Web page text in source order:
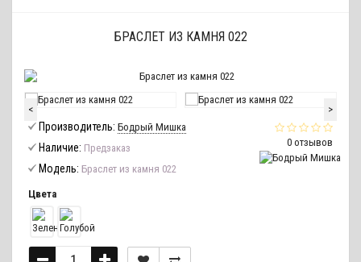
БРАСЛЕТ ИЗ КАМНЯ 022
< >
0 отзывов
Производитель: Бодрый Мишка
Наличие: Предзаказ
Модель: Браслет из камня 022
Цвета